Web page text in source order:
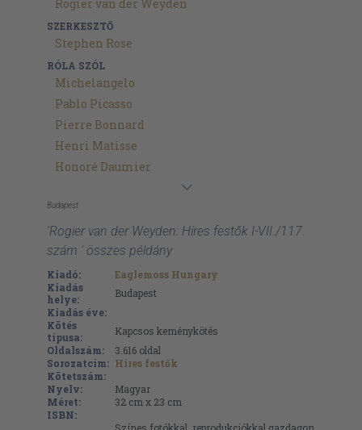
Rogier van der Weyden
SZERKESZTŐ
Stephen Rose
RÓLA SZÓL
Michelangelo
Pablo Picasso
Pierre Bonnard
Henri Matisse
Honoré Daumier
Budapest
'Rogier van der Weyden: Híres festők I-VII./117.
szám ' összes példány
Kiadó:
Eaglemoss Hungary
Kiadás
helye:
Budapest
Kiadás éve:
Kötés
típusa:
Kapcsos keménykötés
Oldalszám:
3.616 oldal
Sorozatcím: Híres festők
Kötetszám:
Nyelv:
Magyar
Méret:
32 cm x 23 cm
ISBN: